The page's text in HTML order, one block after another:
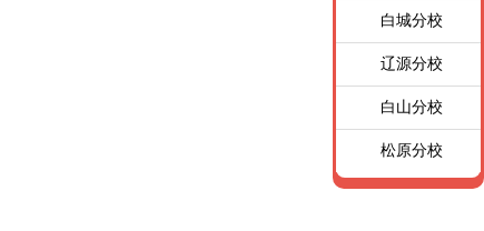
白城分校
辽源分校
白山分校
松原分校